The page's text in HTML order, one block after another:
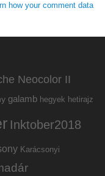
how your comment data
Neocolor II
galamb hegyek hetirajz
Inktober2018
Karácsonyi